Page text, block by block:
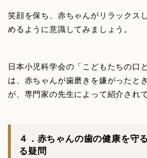
笑顔を保ち、赤ちゃんがリラックス
めるように意識してみましょう。
日本小児科学会の「こどもたちの口
は、赤ちゃんが歯磨きを嫌がったと
が、専門家の先生によって紹介されて
４．赤ちゃんの歯の健康を守
る疑問